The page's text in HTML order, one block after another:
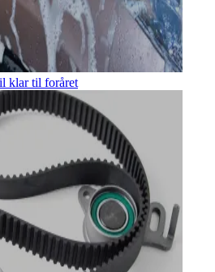
klar til foråret